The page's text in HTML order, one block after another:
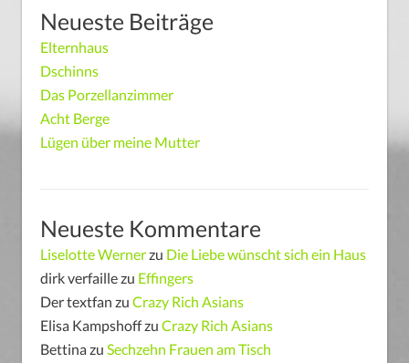
Neueste Beiträge
Elternhaus
Dschinns
Das Porzellanzimmer
Acht Berge
Lügen über meine Mutter
Neueste Kommentare
Liselotte Wernerzu Die Liebe wünscht sich ein Haus
dirk verfaillezu Effingers
Der textfan zu Crazy Rich Asians
Elisa Kampshoffzu Crazy Rich Asians
Bettinazu Sechzehn Frauen am Tisch